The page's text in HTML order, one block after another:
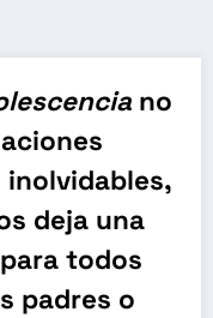
no
deja una
todos
padres o